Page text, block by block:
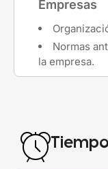
Empresas
Normas
la empresa.